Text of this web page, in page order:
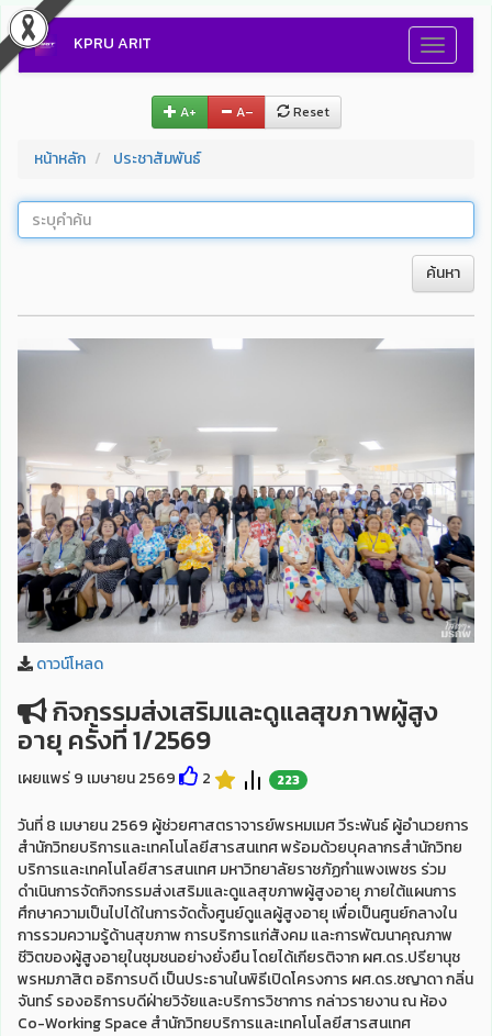
Toggle
KPRU ARIT
A+ A– Reset
หน้าหลัก ประชาสัมพันธ์
ค้นหา
ดาวน์โหลด
กิจกรรมส่งเสริมและดูแลสุขภาพผู้สูง
อายุ ครั้งที่ 1/2569
เผยแพร่ 9 เมษายน 2569 2 223
วันที่ 8 เมษายน 2569 ผู้ช่วยศาสตราจารย์พรหมเมศ วีระพันธ์ ผู้อำนวยการ
สำนักวิทยบริการและเทคโนโลยีสารสนเทศ พร้อมด้วยบุคลากรสำนักวิทย
บริการและเทคโนโลยีสารสนเทศ มหาวิทยาลัยราชภัฏกำแพงเพชร ร่วม
ดำเนินการจัดกิจกรรมส่งเสริมและดูแลสุขภาพผู้สูงอายุ ภายใต้แผนการ
ศึกษาความเป็นไปได้ในการจัดตั้งศูนย์ดูแลผู้สูงอายุ เพื่อเป็นศูนย์กลางใน
การรวมความรู้ด้านสุขภาพ การบริการแก่สังคม และการพัฒนาคุณภาพ
ชีวิตของผู้สูงอายุในชุมชนอย่างยั่งยืน โดยได้เกียรติจาก ผศ.ดร.ปรียานุช
พรหมภาสิต อธิการบดี เป็นประธานในพิธีเปิดโครงการ ผศ.ดร.ชญาดา กลิ่น
จันทร์ รองอธิการบดีฝ่ายวิจัยและบริการวิชาการ กล่าวรายงาน ณ ห้อง
Co-Working Space สำนักวิทยบริการและเทคโนโลยีสารสนเทศ